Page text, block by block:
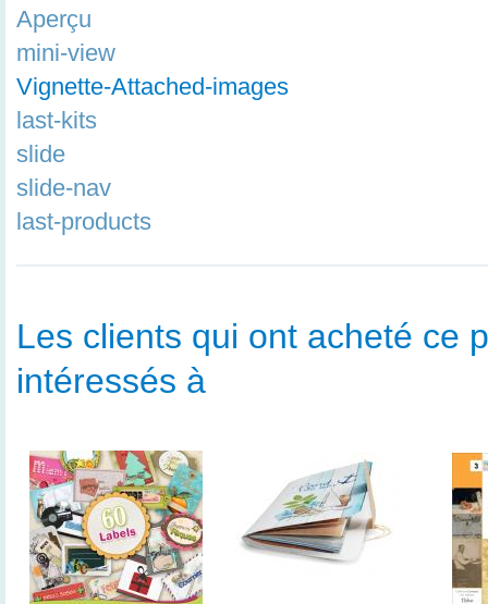
Aperçu
mini-view
Vignette-Attached-images
last-kits
slide
slide-nav
last-products
Les clients qui ont acheté ce
intéressés à